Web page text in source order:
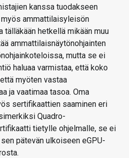
kanssa tuodakseen
ammattilaisyleisön
hetkellä mikään muu
ammattilaisnäytönohjainten
mutta se ei
haluaa varmistaa, että koko
myöten vastaa
ja vaatimaa tasoa. Oma
sertifikaattien saaminen eri
Quadro-
tietylle ohjelmalle, se ei
pätevän ulkoiseen eGPU-